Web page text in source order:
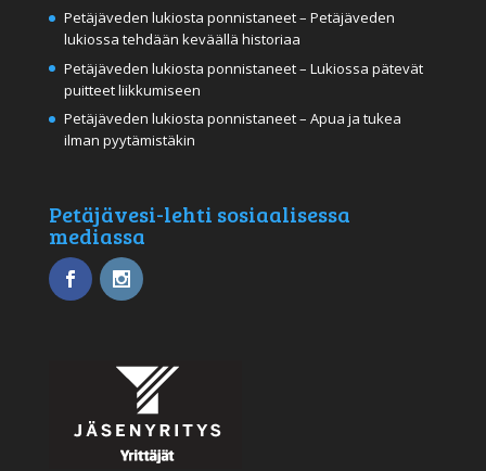
Petäjäveden lukiosta ponnistaneet – Petäjäveden
lukiossa tehdään keväällä historiaa
Petäjäveden lukiosta ponnistaneet – Lukiossa pätevät
puitteet liikkumiseen
Petäjäveden lukiosta ponnistaneet – Apua ja tukea
ilman pyytämistäkin
Petäjävesi-lehti sosiaalisessa
mediassa